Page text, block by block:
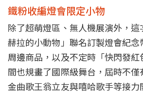
鐵粉收編燈會限定小物
除了超萌燈區、無人機展演外，
赫拉的小動物」聯名訂製燈會紀
周邊商品，以及不定時「快閃發
間也規畫了國際級舞台，屆時不僅
金曲歌王翁立友與嘻哈歌手等接